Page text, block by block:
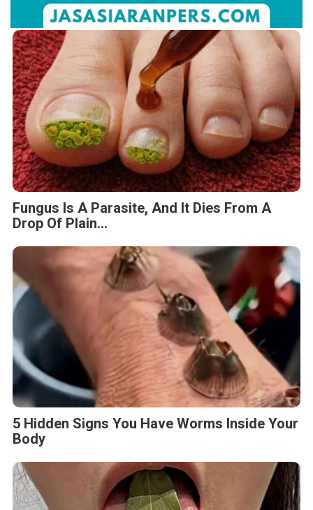
Fungus Is A Parasite, And It Dies From A
Drop Of Plain...
5 Hidden Signs You Have Worms Inside Your
Body